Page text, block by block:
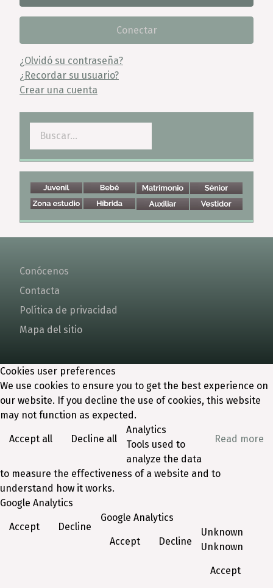
Conectar
¿Olvidó su contraseña?
¿Recordar su usuario?
Crear una cuenta
Buscar
Conócenos
Contacta
Política de privacidad
Mapa del sitio
Cookies user preferences
We use cookies to ensure you to get the best experience on
our website. If you decline the use of cookies, this website
may not function as expected.
Accept all Decline all Read more
Analytics
Tools used to
analyze the data
to measure the effectiveness of a website and to
understand how it works.
Google Analytics
Accept Decline
Google Analytics
Accept Decline
Unknown
Unknown
Accept